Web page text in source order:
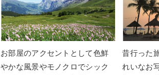
お部屋のアクセントとして色鮮
やかな風景やモノクロでシック
昔行った
れいなお